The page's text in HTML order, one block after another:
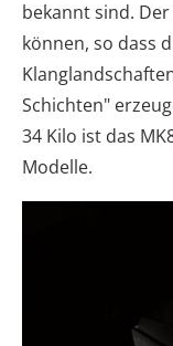
bekannt sind.
können, so dass
Schichten"
34 Kilo ist das
Modelle.